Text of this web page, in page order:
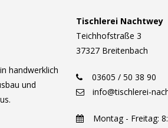
handwerklich
und
Tischlerei Nachtwey
Teichhofstraße 3
37327 Breitenbach
03605 / 50 38 90
info@tischlerei-
Montag - Freitag: